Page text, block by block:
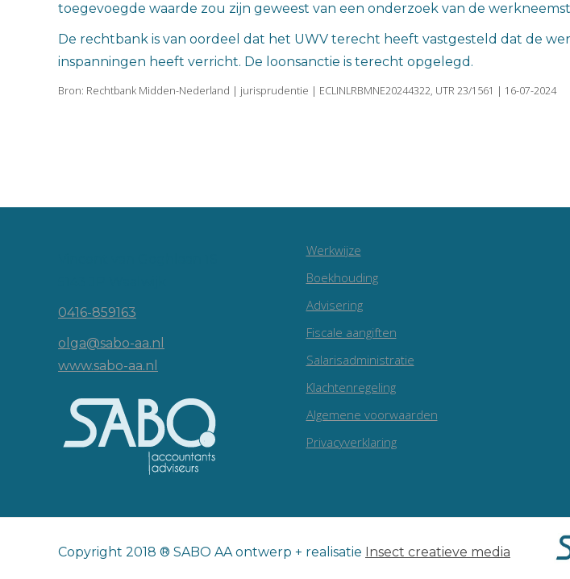
toegevoegde waarde zou zijn geweest van een onderzoek van de
De rechtbank is van oordeel dat het UWV terecht heeft vastgesteld dat de
inspanningen heeft verricht. De loonsanctie is terecht opgelegd.
Bron: Rechtbank Midden-Nederland | jurisprudentie | ECLINLRBMNE20244322, UTR 23/1561 | 16-07-2024
0416-859163
olga@sabo-aa.nl
www.sabo-aa.nl
Werkwijze
Boekhouding
Advisering
Fiscale aangiften
Salarisadministratie
Klachtenregeling
Algemene voorwaarden
Privacyverklaring
Copyright 2018 ® SABO AA ontwerp + realisatie Insect creatieve media